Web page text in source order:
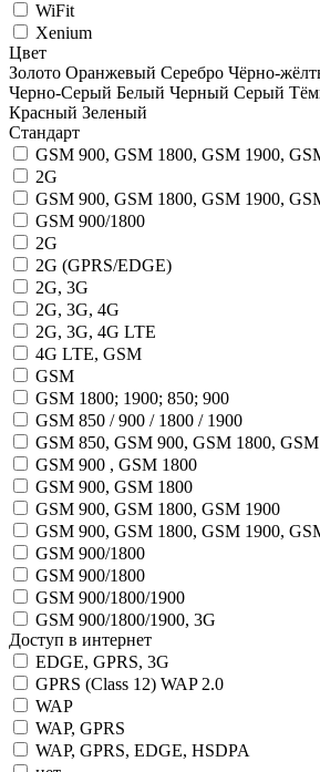
WiFit
Xenium
Цвет
Золото Оранжевый Серебро Чёрно-
Черно-Серый Белый Черный Серый
Красный Зеленый
Стандарт
GSM 900, GSM 1800, GSM 1900,
2G
GSM 900, GSM 1800, GSM 1900,
GSM 900/1800
2G
2G (GPRS/EDGE)
2G, 3G
2G, 3G, 4G
2G, 3G, 4G LTE
4G LTE, GSM
GSM
GSM 1800; 1900; 850; 900
GSM 850 / 900 / 1800 / 1900
GSM 850, GSM 900, GSM 1800,
GSM 900 , GSM 1800
GSM 900, GSM 1800
GSM 900, GSM 1800, GSM 1900
GSM 900, GSM 1800, GSM 1900,
GSM 900/1800
GSM 900/1800
GSM 900/1800/1900
GSM 900/1800/1900, 3G
Доступ в интернет
EDGE, GPRS, 3G
GPRS (Class 12) WAP 2.0
WAP
WAP, GPRS
WAP, GPRS, EDGE, HSDPA